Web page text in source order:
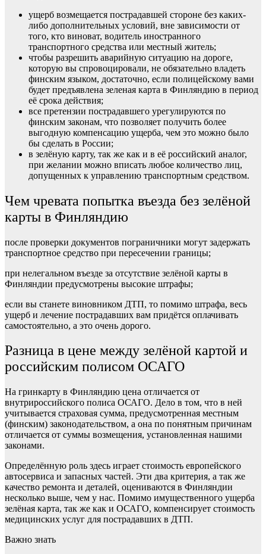
ущерб возмещается пострадавшей стороне без каких-
либо дополнительных условий, вне зависимости от
того, кто виноват, водитель иностранного
транспортного средства или местный житель;
чтобы разрешить аварийную ситуацию на дороге,
которую вы спровоцировали, не обязательно владеть
финским языком, достаточно, если полицейскому вами
будет предъявлена зеленая карта в Финляндию в период
её срока действия;
все претензии пострадавшего урегулируются по
финским законам, что позволяет получить более
выгодную компенсацию ущерба, чем это можно было
бы сделать в России;
в зелёную карту, так же как и в её российский аналог,
при желании можно вписать любое количество лиц,
допущенных к управлению транспортным средством.
Чем чревата попытка въезда без зелёной
карты в Финляндию
после проверки документов пограничники могут задержать
транспортное средство при пересечении границы;
при нелегальном въезде за отсутствие зелёной карты в
Финляндии предусмотрены высокие штрафы;
если вы станете виновником ДТП, то помимо штрафа, весь
ущерб и лечение пострадавших вам придётся оплачивать
самостоятельно, а это очень дорого.
Разница в цене между зелёной картой и
российским полисом ОСАГО
На гринкарту в Финляндию цена отличается от
внутрироссийского полиса ОСАГО. Дело в том, что в ней
учитывается страховая сумма, предусмотренная местным
(финским) законодательством, а она по понятным причинам
отличается от суммы возмещения, установленная нашими
законами.
Определённую роль здесь играет стоимость европейского
автосервиса и запасных частей. Эти два критерия, а так же
качество ремонта и деталей, оцениваются в Финляндии
несколько выше, чем у нас. Помимо имущественного ущерба
зелёная карта, так же как и ОСАГО, компенсирует стоимость
медицинских услуг для пострадавших в ДТП.
Важно знать